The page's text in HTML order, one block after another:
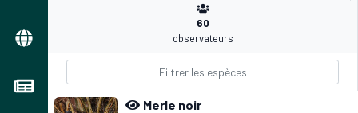
60
observateurs
Merle noir